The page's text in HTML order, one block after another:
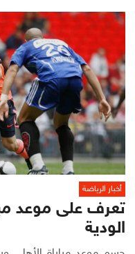
أخبار الرياضة
تعرف على موعد
الودية